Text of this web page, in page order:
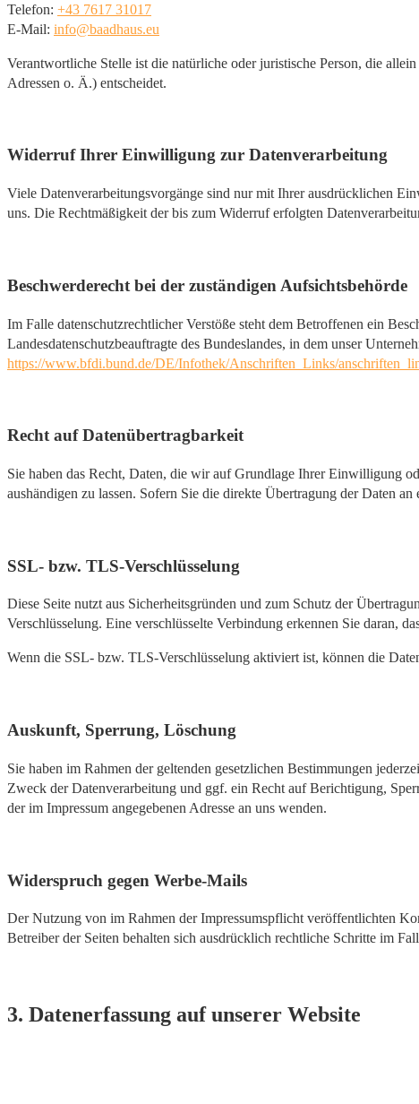
Telefon: +43 7617 31017
E-Mail: info@baadhaus.eu
Verantwortliche Stelle ist die natürliche oder juristische Person, die
Adressen o. Ä.) entscheidet.
Widerruf Ihrer Einwilligung zur Datenverarbeitung
Viele Datenverarbeitungsvorgänge sind nur mit Ihrer ausdrücklichen
uns. Die Rechtmäßigkeit der bis zum Widerruf erfolgten
Beschwerderecht bei der zuständigen Aufsichtsbehörde
Im Falle datenschutzrechtlicher Verstöße steht dem Betroffenen ein
Landesdatenschutzbeauftragte des Bundeslandes, in dem unser
https://www.bfdi.bund.de/DE/Infothek/Anschriften_Links/
Recht auf Datenübertragbarkeit
Sie haben das Recht, Daten, die wir auf Grundlage Ihrer Einwilligung
aushändigen zu lassen. Sofern Sie die direkte Übertragung der Daten
SSL- bzw. TLS-Verschlüsselung
Diese Seite nutzt aus Sicherheitsgründen und zum Schutz der
Verschlüsselung. Eine verschlüsselte Verbindung erkennen Sie daran,
Wenn die SSL- bzw. TLS-Verschlüsselung aktiviert ist, können die
Auskunft, Sperrung, Löschung
Sie haben im Rahmen der geltenden gesetzlichen Bestimmungen
Zweck der Datenverarbeitung und ggf. ein Recht auf Berichtigung,
der im Impressum angegebenen Adresse an uns wenden.
Widerspruch gegen Werbe-Mails
Der Nutzung von im Rahmen der Impressumspflicht veröffentlichten
Betreiber der Seiten behalten sich ausdrücklich rechtliche Schritte im
3. Datenerfassung auf unserer Website